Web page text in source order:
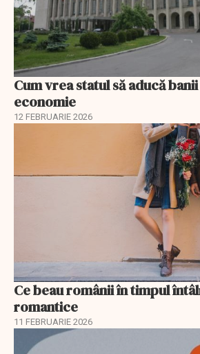
Cum vrea statul să aducă
economie
12 FEBRUARIE 2026
Ce beau românii în timpul
romantice
11 FEBRUARIE 2026